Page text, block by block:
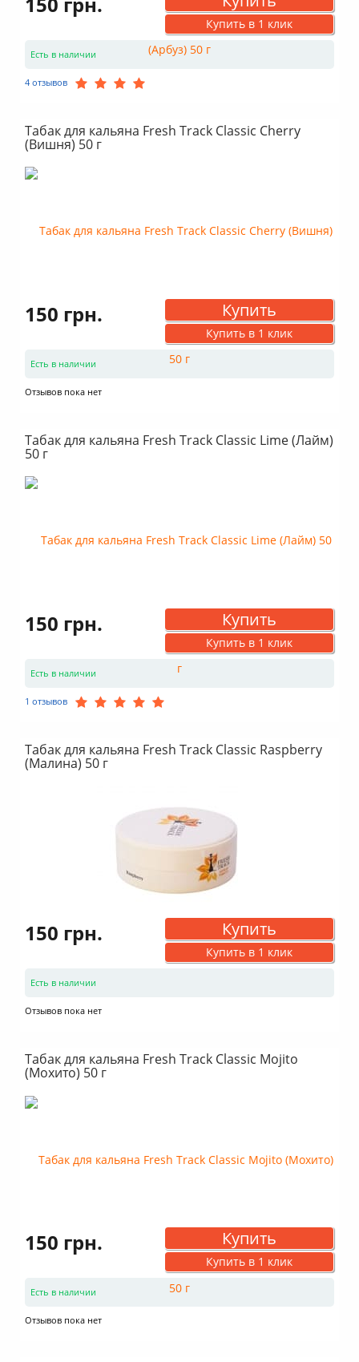
Купить в 1 клик
Есть в наличии
4 отзывов
Табак для кальяна Fresh Track Classic Cherry
(Вишня) 50 г
150 грн. Купить
Купить в 1 клик
Есть в наличии
Отзывов пока нет
Табак для кальяна Fresh Track Classic Lime (Лайм)
50 г
150 грн. Купить
Купить в 1 клик
Есть в наличии
1 отзывов
Табак для кальяна Fresh Track Classic Raspberry
(Малина) 50 г
150 грн. Купить
Купить в 1 клик
Есть в наличии
Отзывов пока нет
Табак для кальяна Fresh Track Classic Mojito
(Мохито) 50 г
150 грн. Купить
Купить в 1 клик
Есть в наличии
Отзывов пока нет